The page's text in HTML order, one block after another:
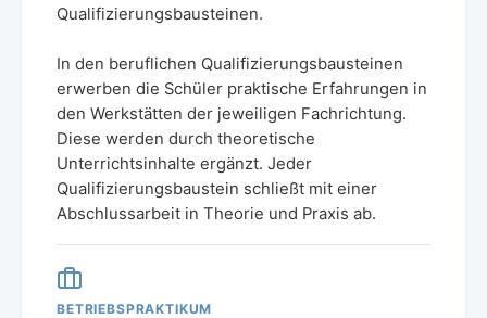
Qualifizierungsbausteinen.
In den beruflichen Qualifizierungsbausteinen
erwerben die Schüler praktische Erfahrungen in
den Werkstätten der jeweiligen Fachrichtung.
Diese werden durch theoretische
Unterrichtsinhalte ergänzt. Jeder
Qualifizierungsbaustein schließt mit einer
Abschlussarbeit in Theorie und Praxis ab.
BETRIEBSPRAKTIKUM